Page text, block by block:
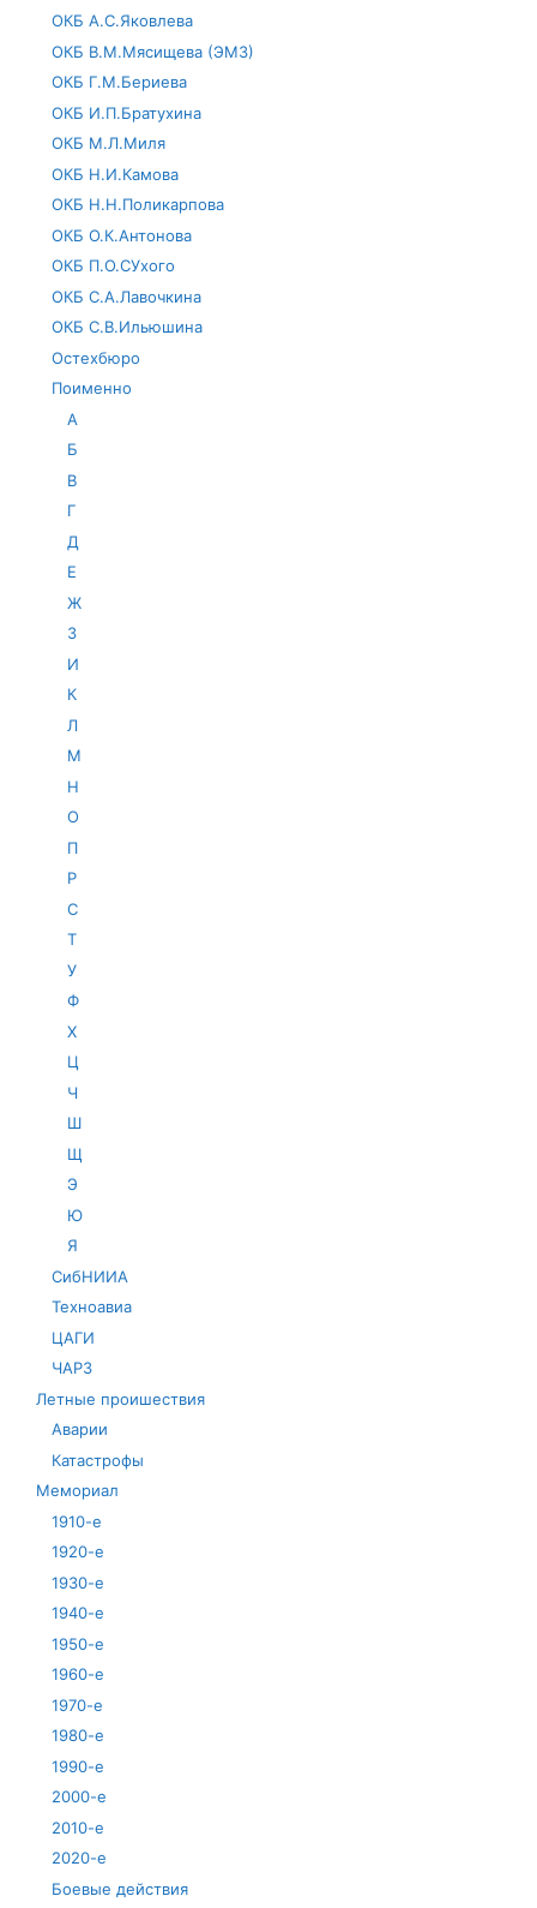
ОКБ А.С.Яковлева
ОКБ В.М.Мясищева (ЭМЗ)
ОКБ Г.М.Бериева
ОКБ И.П.Братухина
ОКБ М.Л.Миля
ОКБ Н.И.Камова
ОКБ Н.Н.Поликарпова
ОКБ О.К.Антонова
ОКБ П.О.СУхого
ОКБ С.А.Лавочкина
ОКБ С.В.Ильюшина
Остехбюро
Поименно
А
Б
В
Г
Д
Е
Ж
З
И
К
Л
М
Н
О
П
Р
С
Т
У
Ф
Х
Ц
Ч
Ш
Щ
Э
Ю
Я
СибНИИА
Техноавиа
ЦАГИ
ЧАРЗ
Летные проишествия
Аварии
Катастрофы
Мемориал
1910-е
1920-е
1930-е
1940-е
1950-е
1960-е
1970-е
1980-е
1990-е
2000-е
2010-е
2020-е
Боевые действия